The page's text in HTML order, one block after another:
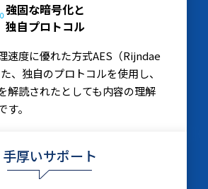
強固な暗号化と
独自プロトコル
速度に優れた方式AES（Rijndae
、独自のプロトコルを使用し、
解読されたとしても内容の理解
。
手厚いサポート